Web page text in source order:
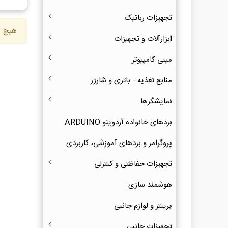
تجهیزات رباتیک
ابزارآلات و تجهیزات
مینی کامپیوتر
منابع تغذیه - باتری و شارژر
نمایشگرها
بردهای خانواده آردوینو ARDUINO
پروگرامر و بردهای آموزشی، کاربردی
تجهیزات حفاظتی و کنترلی
هوشمند سازی
پرینتر و لوازم جانبی
هیچ